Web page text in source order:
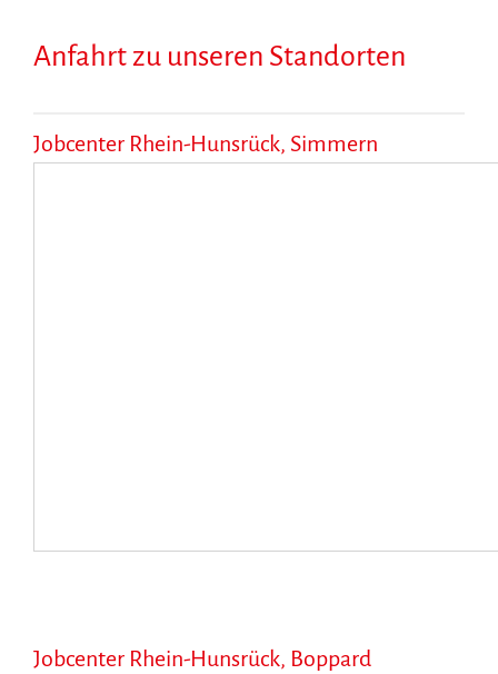
Anfahrt zu unseren Standorten
Jobcenter Rhein-Hunsrück, Simmern
Jobcenter Rhein-Hunsrück, Boppard